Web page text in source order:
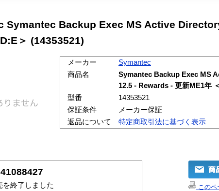
Symantec Backup Exec MS Active
＞ (14353521)
メーカー
Symantec
商品名
Symantec Backup Exec MS
12.5 - Rewards - 更新ME1年
型番
14353521
保証条件
メーカー保証
返品について
特定商取引法に基づく表示
41088427
を終了しました
このペ